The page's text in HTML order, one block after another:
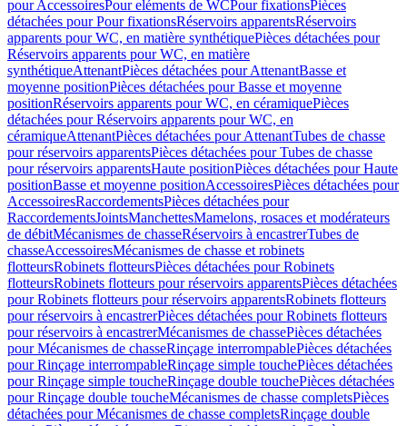
pour AccessoiresPour eléments de WCPour fixationsPièces
détachées pour Pour fixationsRéservoirs apparentsRéservoirs
apparents pour WC, en matière synthétiquePièces détachées pour
Réservoirs apparents pour WC, en matière
synthétiqueAttenantPièces détachées pour AttenantBasse et
moyenne positionPièces détachées pour Basse et moyenne
positionRéservoirs apparents pour WC, en céramiquePièces
détachées pour Réservoirs apparents pour WC, en
céramiqueAttenantPièces détachées pour AttenantTubes de chasse
pour réservoirs apparentsPièces détachées pour Tubes de chasse
pour réservoirs apparentsHaute positionPièces détachées pour Haute
positionBasse et moyenne positionAccessoiresPièces détachées pour
AccessoiresRaccordementsPièces détachées pour
RaccordementsJointsManchettesMamelons, rosaces et modérateurs
de débitMécanismes de chasseRéservoirs à encastrerTubes de
chasseAccessoiresMécanismes de chasse et robinets
flotteursRobinets flotteursPièces détachées pour Robinets
flotteursRobinets flotteurs pour réservoirs apparentsPièces détachées
pour Robinets flotteurs pour réservoirs apparentsRobinets flotteurs
pour réservoirs à encastrerPièces détachées pour Robinets flotteurs
pour réservoirs à encastrerMécanismes de chassePièces détachées
pour Mécanismes de chasseRinçage interrompablePièces détachées
pour Rinçage interrompableRinçage simple touchePièces détachées
pour Rinçage simple toucheRinçage double touchePièces détachées
pour Rinçage double toucheMécanismes de chasse completsPièces
détachées pour Mécanismes de chasse completsRinçage double